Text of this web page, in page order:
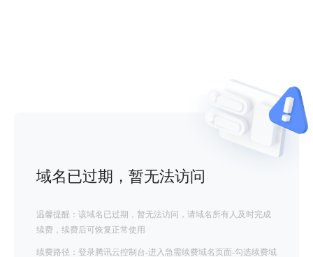
域名已过期，暂无法访问
温馨提醒：该域名已过期，暂无法访问，请域名所有人及时完成
续费，续费后可恢复正常使用
续费路径：登录腾讯云控制台-进入急需续费域名页面-勾选续费域